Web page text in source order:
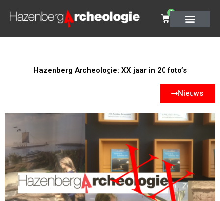
0
Hazenberg Archeologie: XX jaar in 20 foto’s
Nieuws